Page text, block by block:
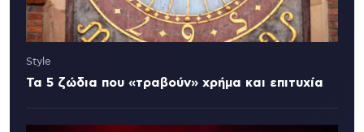
Style
Τα 5 ζώδια που «τραβούν» χρήμα και επιτυχία